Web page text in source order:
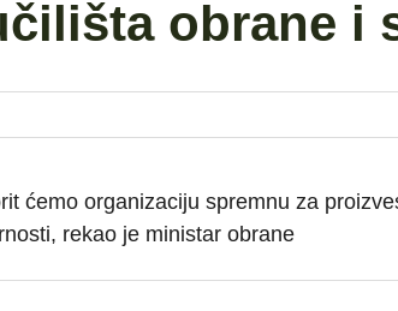
obrane i
ćemo organizaciju spremnu za
rekao je ministar obrane